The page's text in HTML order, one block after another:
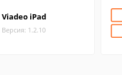
Viadeo iPad
Версия: 1.2.10